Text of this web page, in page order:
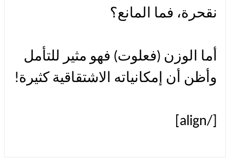
نقحرة، فما المانع؟
أما الوزن (فعلوت) فهو مثير للتأمل
وأظن أن إمكانياته الاشتقاقية كثيرة!
[/align]